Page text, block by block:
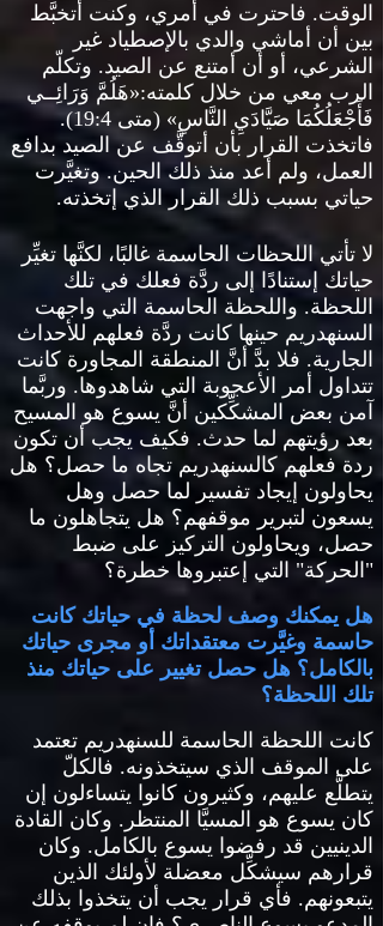
الوقت. فاحترت في أمري، وكنت أتخبَّط
بين أن أماشي والدي بالإصطياد غير
الشرعي، أو أن أمتنع عن الصيد. وتكلّم
الرب معي من خلال كلمته:«هَلُمَّ وَرَائِــي
فَأَجْعَلُكُمَا صَيَّادَيِ النَّاسِ» (متى 19:4).
فاتخذت القرار بأن أتوقَّف عن الصيد بدافع
العمل، ولم أعد منذ ذلك الحين.وتغيَّرت
حياتي بسبب ذلك القرار الذي إتخذته.
لا تأتي اللحظات الحاسمة غالبًا، لكنَّها تغيِّر
حياتك إستنادًا إلى ردَّة فعلك في تلك
اللحظة. واللحظة الحاسمة التي واجهت
السنهدريم حينها كانت ردَّة فعلهم للأحداث
الجارية. فلا بدَّ أنَّ المنطقة المجاورة كانت
تتداول أمر الأعجوبة التي شاهدوها. وربَّما
آمن بعض المشكِّكين أنَّ يسوع هو المسيح
بعد رؤيتهم لما حدث. فكيف يجب أن تكون
ردة فعلهم كالسنهدريم تجاه ما حصل؟ هل
يحاولون إيجاد تفسير لما حصل وهل
يسعون لتبرير موقفهم؟ هل يتجاهلون ما
حصل، ويحاولون التركيز على ضبط
" الحركة" التي إعتبروها خطرة؟
هل يمكنك وصف لحظة في حياتك كانت
حاسمة وغيَّرت معتقداتك أو مجرى حياتك
بالكامل؟ هل حصل تغيير على حياتك منذ
تلك اللحظة؟
كانت اللحظة الحاسمة للسنهدريم تعتمد
على الموقف الذي سيتخذونه. فالكلّ
يتطلَّع عليهم، وكثيرون كانوا يتساءلون إن
كان يسوع هو المسيَّا المنتظر . وكان القادة
الدينيين قد رفضوا يسوع بالكامل. وكان
قرارهم سيشكِّل معضلة لأولئك الذين
يتبعونهم. فأي قرار يجب أن يتخذوا بذلك